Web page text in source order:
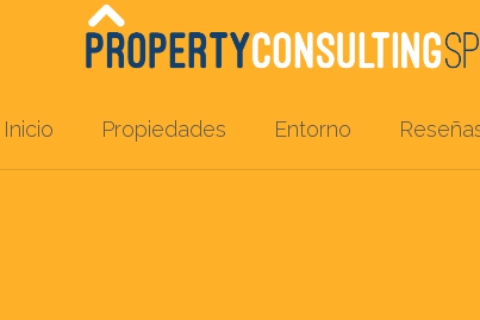
Inicio Propiedades Entorno